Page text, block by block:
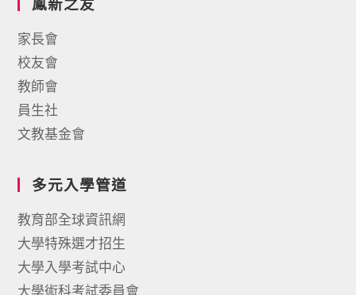
家長會
校友會
教師會
員生社
文教基金會
多元入學管道
教育部全球資訊網
大學特殊選才招生
大學入學考試中心
大學術科考試委員會